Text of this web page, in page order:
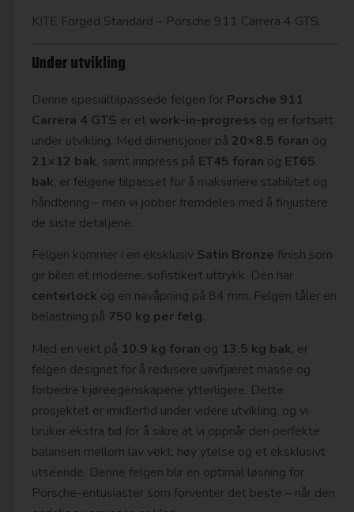
KITE Forged Standard – Porsche 911 Carrera 4 GTS.
Under utvikling
Denne spesialtilpassede felgen for Porsche 911
Carrera 4 GTS er et work-in-progress og er fortsatt
under utvikling. Med dimensjoner på 20×8.5 foran og
21×12 bak, samt innpress på ET45 foran og ET65
bak, er felgene tilpasset for å maksimere stabilitet og
håndtering – men vi jobber fremdeles med å finjustere
de siste detaljene.
Felgen kommer i en eksklusiv Satin Bronze finish som
gir bilen et moderne, sofistikert uttrykk. Den har
centerlock og en navåpning på 84 mm. Felgen tåler en
belastning på 750 kg per felg.
Med en vekt på 10.9 kg foran og 13.5 kg bak, er
felgen designet for å redusere uavfjæret masse og
forbedre kjøreegenskapene ytterligere. Dette
prosjektet er imidlertid under videre utvikling, og vi
bruker ekstra tid for å sikre at vi oppnår den perfekte
balansen mellom lav vekt, høy ytelse og et eksklusivt
utseende. Denne felgen blir en optimal løsning for
Porsche-entusiaster som forventer det beste – når den